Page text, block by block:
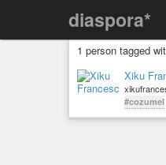
diaspora*
1 person tagged
Xiku
#cozumel